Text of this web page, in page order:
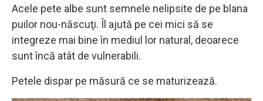
Acele pete albe sunt semnele nelipsite de pe blana
puilor nou-născuţi. Îl ajută pe cei mici să se
integreze mai bine în mediul lor natural, deoarece
sunt încă atât de vulnerabili.
Petele dispar pe măsură ce se maturizează.